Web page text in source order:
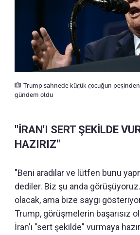
Trump sahnede küçük çocuğun
gündem oldu
"İRAN'I SERT ŞEKİLDE
HAZIRIZ"
"Beni aradılar ve lütfen bunu
dediler. Biz şu anda
olacak, ama bize saygı
Trump, görüşmelerin başarısız
İran'ı "sert şekilde" vurmaya